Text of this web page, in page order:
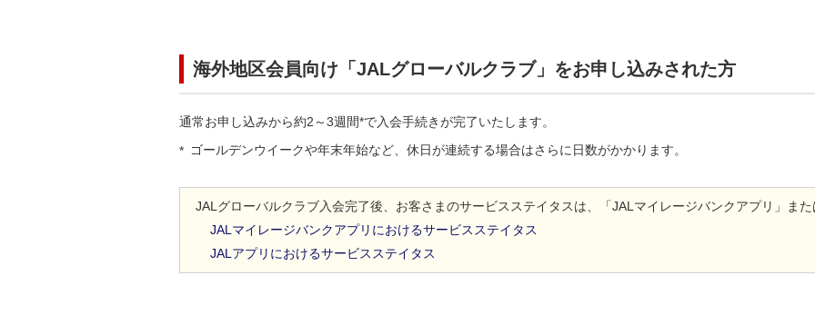
海外地区会員向け「JALグローバルクラブ」をお申し込みされた方
通常お申し込みから約2 ～3週間*で入会手続きが完了いたします。
ゴールデンウイークや年末年始など、休日が連続する場合はさらに日数がかかります。
JALグローバルクラブ入会完了後、お客さまのサービスステイタスは、「JALマイレージバンクアプリ」ま
JALマイレージバンクアプリにおけるサービスステイタス
JALアプリにおけるサービスステイタス